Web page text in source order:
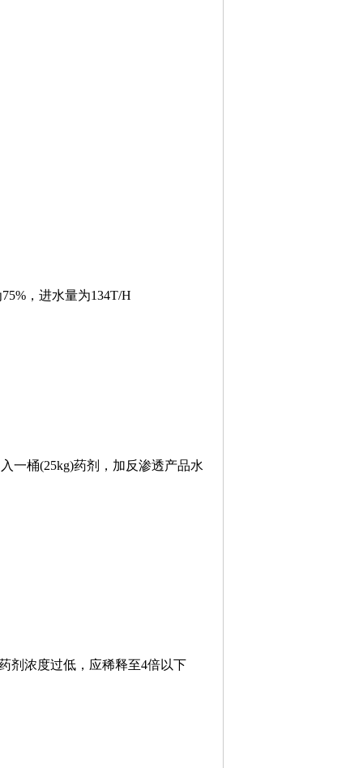
，进水量为134T/H
桶(25kg)药剂，加反渗透产品水
浓度过低，应稀释至4倍以下